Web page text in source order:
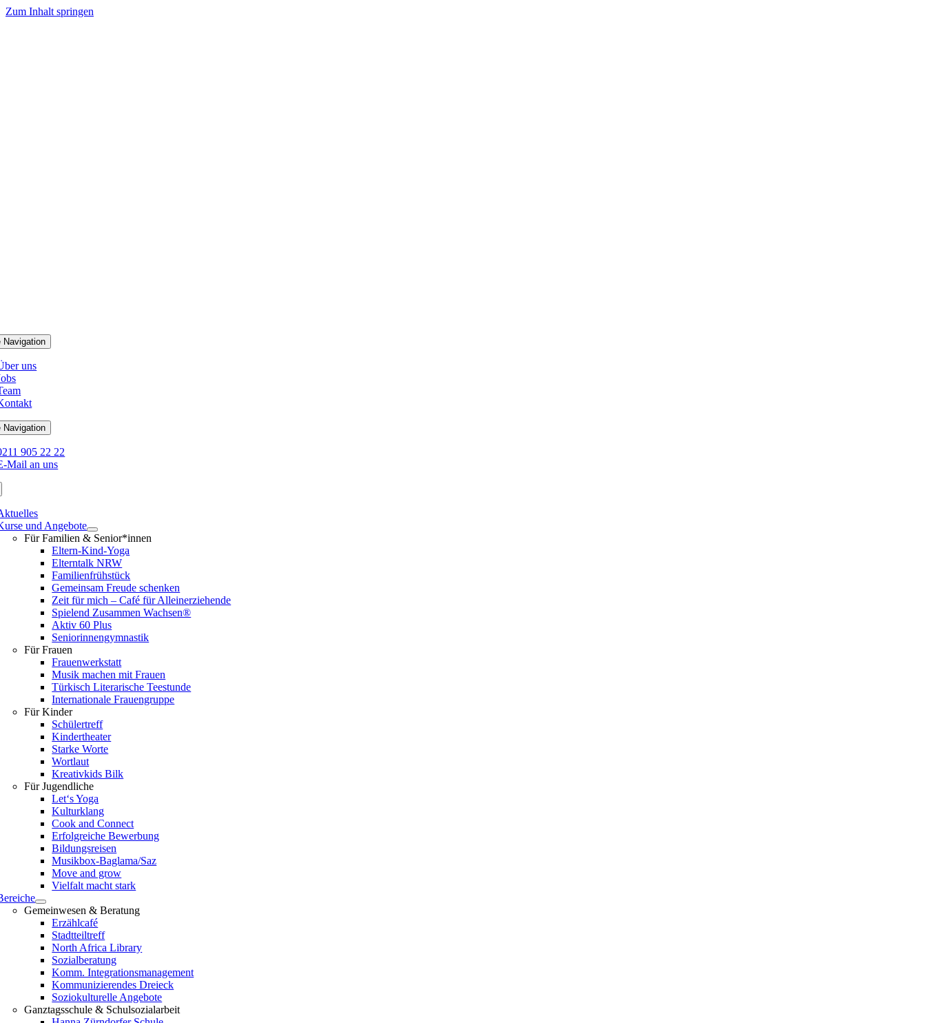
Zum Inhalt springen
Navigation
uns
Navigation
905 22 22
Mail an uns
und Angebote
Für Familien & Senior*innen
Eltern-Kind-Yoga
Elterntalk NRW
Familienfrühstück
Gemeinsam Freude schenken
Zeit für mich – Café für Alleinerziehende
Spielend Zusammen Wachsen®
Aktiv 60 Plus
Seniorinnengymnastik
Für Frauen
Frauenwerkstatt
Musik machen mit Frauen
Türkisch Literarische Teestunde
Internationale Frauengruppe
Für Kinder
Schülertreff
Kindertheater
Starke Worte
Wortlaut
Kreativkids Bilk
Für Jugendliche
Let‘s Yoga
Kulturklang
Cook and Connect
Erfolgreiche Bewerbung
Bildungsreisen
Musikbox-Baglama/Saz
Move and grow
Vielfalt macht stark
Gemeinwesen & Beratung
Erzählcafé
Stadtteiltreff
North Africa Library
Sozialberatung
Komm. Integrationsmanagement
Kommunizierendes Dreieck
Soziokulturelle Angebote
Ganztagsschule & Schulsozialarbeit